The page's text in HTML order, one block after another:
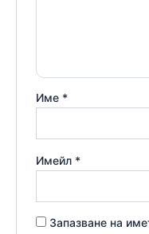
Име *
Имейл *
Запазване на